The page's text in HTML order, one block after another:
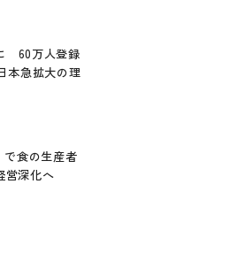
60万人登録
本急拡大の理
で食の生産者
営深化へ